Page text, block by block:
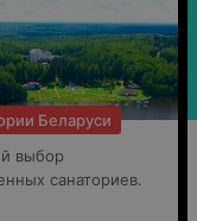
и суперский
когда
но
и
Беларуси
выбор
санаториев.